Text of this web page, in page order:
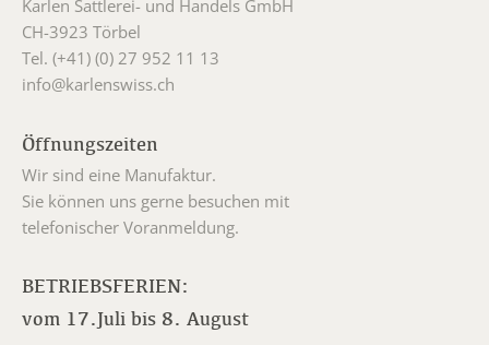
Karlen Sattlerei- und Handels GmbH
CH-3923 Törbel
Tel. (+41) (0) 27 952 11 13
info@karlenswiss.ch
Öffnungszeiten
Wir sind eine Manufaktur.
Sie können uns gerne besuchen mit
telefonischer Voranmeldung.
BETRIEBSFERIEN:
vom 17.Juli bis 8. August